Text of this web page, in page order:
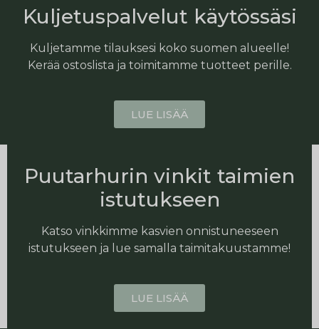
Kuljetuspalvelut käytössäsi
Kuljetamme tilauksesi koko suomen alueelle!
Kerää ostoslista ja toimitamme tuotteet perille.
LUE LISÄÄ
Puutarhurin vinkit taimien
istutukseen
Katso vinkkimme kasvien onnistuneeseen
istutukseen ja lue samalla taimitakuustamme!
LUE LISÄÄ